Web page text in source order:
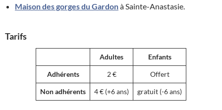
Maison des gorges du Gardonà Sainte-Anastasie.
Tarifs
Adultes Enfants
Adhérents 2 € Offert
Non adhérents 4 € (+6 ans) gratuit (-6 ans)